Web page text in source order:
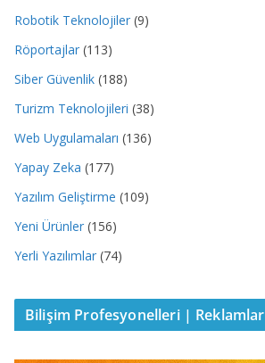
Robotik Teknolojiler (9)
Röportajlar (113)
Siber Güvenlik (188)
Turizm Teknolojileri (38)
Web Uygulamaları (136)
Yapay Zeka (177)
Yazılım Geliştirme (109)
Yeni Ürünler (156)
Yerli Yazılımlar (74)
Bilişim Profesyonelleri | Reklamlar